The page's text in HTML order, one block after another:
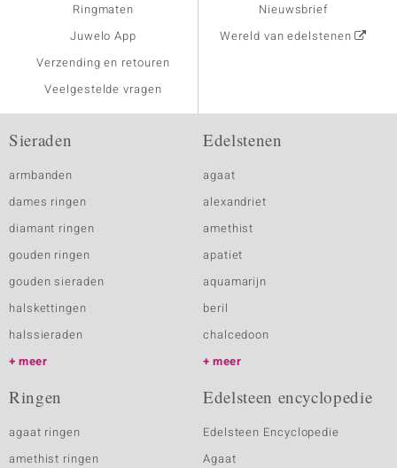
Ringmaten
Juwelo App
Verzending en retouren
Veelgestelde vragen
Nieuwsbrief
Wereld van edelstenen
Sieraden
armbanden
dames ringen
diamant ringen
gouden ringen
gouden sieraden
halskettingen
halssieraden
meer
Edelstenen
agaat
alexandriet
amethist
apatiet
aquamarijn
beril
chalcedoon
meer
Ringen
agaat ringen
amethist ringen
Edelsteen encyclopedie
Edelsteen Encyclopedie
Agaat